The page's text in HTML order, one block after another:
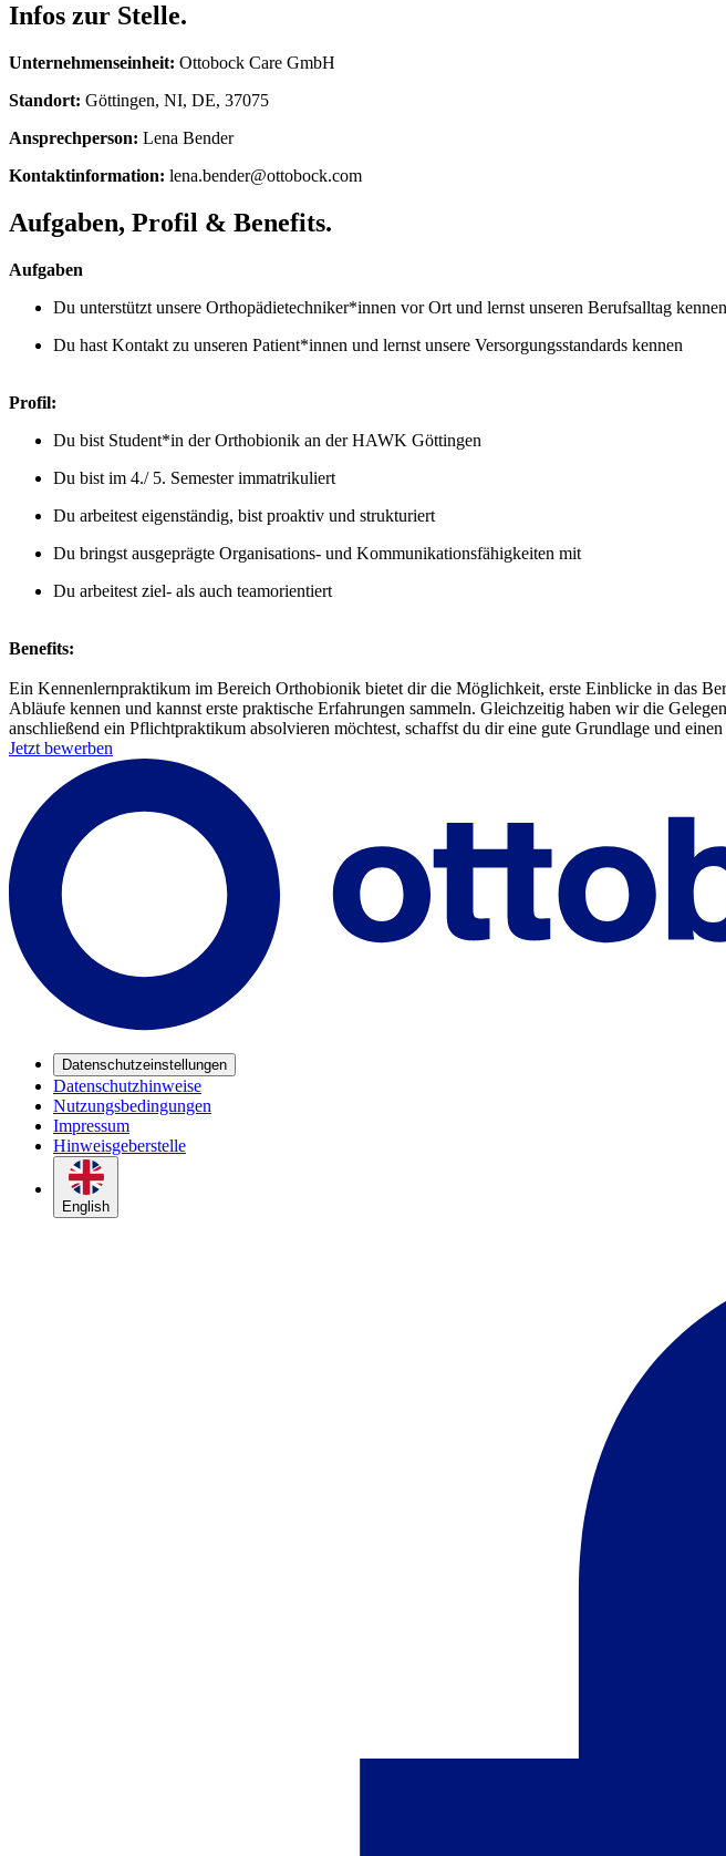
Infos zur Stelle.
Unternehmenseinheit: Ottobock Care GmbH
Standort: Göttingen, NI, DE, 37075
Ansprechperson: Lena Bender
Kontaktinformation: lena.bender@ottobock.com
Aufgaben, Profil & Benefits.
Aufgaben
Du unterstützt unsere Orthopädietechniker*innen vor Ort und lernst unseren Berufsalltag kennen
Du hast Kontakt zu unseren Patient*innen und lernst unsere Versorgungsstandards kennen
Profil:
Du bist Student*in der Orthobionik an der HAWK Göttingen
Du bist im 4./ 5. Semester immatrikuliert
Du arbeitest eigenständig, bist proaktiv und strukturiert
Du bringst ausgeprägte Organisations- und Kommunikationsfähigkeiten mit
Du arbeitest ziel- als auch teamorientiert
Benefits:
Ein Kennenlernpraktikum im Bereich Orthobionik bietet dir die Möglichkeit, erste Einblicke in das
Abläufe kennen und kannst erste praktische Erfahrungen sammeln. Gleichzeitig haben wir die
anschließend ein Pflichtpraktikum absolvieren möchtest, schaffst du dir eine gute Grundlage und
Jetzt bewerben
Datenschutzeinstellungen
Datenschutzhinweise
Nutzungsbedingungen
Impressum
Hinweisgeberstelle
English